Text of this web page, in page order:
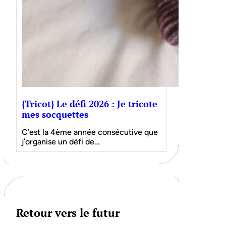
{Tricot} Le défi 2026 : Je tricote
mes socquettes
C’est la 4ème année consécutive que
j’organise un défi de…
Retour vers le futur